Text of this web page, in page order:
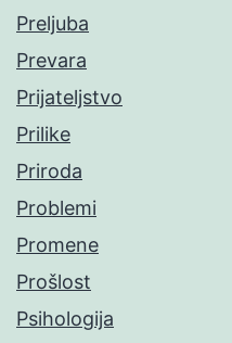
Preljuba
Prevara
Prijateljstvo
Prilike
Priroda
Problemi
Promene
Prošlost
Psihologija